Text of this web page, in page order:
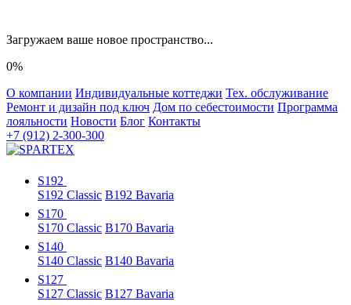
Загружаем ваше новое пространство...
0%
О компании Индивидуальные коттеджи Тех. обслуживание
Ремонт и дизайн под ключ Дом по себестоимости Программа
лояльности Новости Блог Контакты
+7 (912) 2-300-300
S192
S192 Classic B192 Bavaria
S170
S170 Classic B170 Bavaria
S140
S140 Classic B140 Bavaria
S127
S127 Classic B127 Bavaria